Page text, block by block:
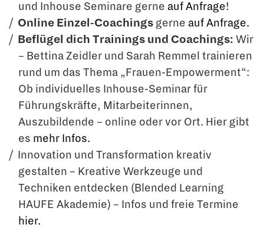
und Inhouse Seminare gerne auf Anfrage!
Online Einzel-Coachings gerne auf Anfrage.
Beflügel dich Trainings und Coachings: Wir
– Bettina Zeidler und Sarah Remmel trainieren
rund um das Thema „Frauen-Empowerment“:
Ob individuelles Inhouse-Seminar für
Führungskräfte, Mitarbeiterinnen,
Auszubildende – online oder vor Ort. Hier gibt
es mehr Infos.
Innovation und Transformation kreativ
gestalten – Kreative Werkzeuge und
Techniken entdecken (Blended Learning
HAUFE Akademie) – Infos und freie Termine
hier.